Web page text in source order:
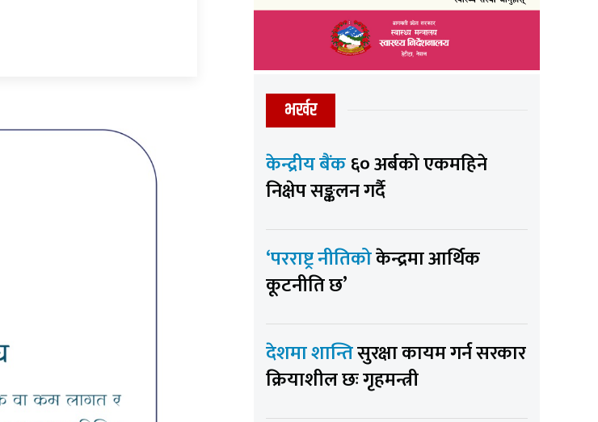
भर्खर
केन्द्रीय बैंक६० अर्बको एकमहिने
निक्षेप सङ्कलन गर्दै
‘परराष्ट्र नीतिकोकेन्द्रमा आर्थिक
कूटनीति छ’
देशमा शान्तिसुरक्षा कायम गर्न सरकार
क्रियाशील छः गृहमन्त्री